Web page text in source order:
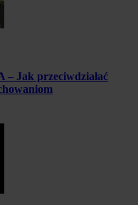
– Jak przeciwdziałać